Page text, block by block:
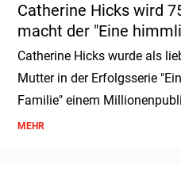
Catherine Hicks wird
macht der "Eine
Familie"-Star heute?
Catherine Hicks wurde als
Mutter in der Erfolgsserie
Familie" einem
bekannt. Zum 75. Geburtstag
MEHR